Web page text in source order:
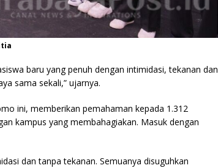
baru yang penuh dengan intimidasi, tekanan dan
sama sekali,” ujarnya.
ini, memberikan pemahaman kepada 1.312
kampus yang membahagiakan. Masuk dengan
dan tanpa tekanan. Semuanya disuguhkan